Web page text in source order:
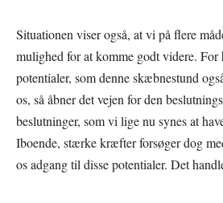
Situationen viser også, at vi på flere
mulighed for at komme godt videre.
potentialer, som denne skæbnestund
os, så åbner det vejen for den
beslutninger, som vi lige nu synes at
Iboende, stærke kræfter forsøger dog
os adgang til disse potentialer. Det